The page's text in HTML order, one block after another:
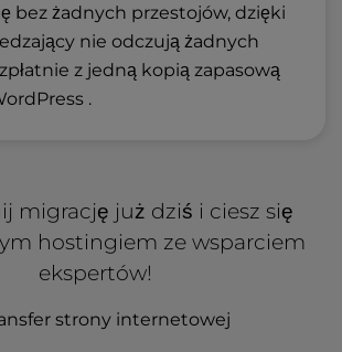
bez żadnych przestojów, dzięki
nie odczują żadnych
z jedną kopią zapasową
.
migrację już dziś i ciesz się
hostingiem ze wsparciem
ekspertów!
strony internetowej